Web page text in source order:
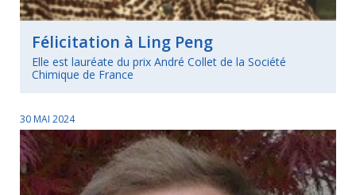
Félicitation à Ling Peng
Elle est lauréate du prix André Collet de la Société
Chimique de France
30 MAI 2024